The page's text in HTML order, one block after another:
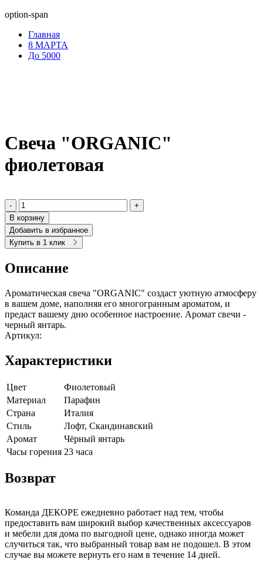
option-span
Главная
8 МАРТА
До 5000
Свеча "ORGANIC"
фиолетовая
-
+
В корзину
Добавить в избранное
Купить в 1 клик
Описание
Ароматическая свеча "ORGANIC" создаст уютную атмосферу
в вашем доме, наполняя его многогранным ароматом, и
предаст вашему дню особенное настроение. Аромат свечи -
черный янтарь.
Артикул:
Характеристики
Цвет
Фиолетовый
Материал
Парафин
Страна
Италия
Cтиль
Лофт, Скандинавский
Аромат
Чёрный янтарь
Часы горения 23 часа
Возврат
Команда ДЕКОРЕ ежедневно работает над тем, чтобы
предоставить вам широкий выбор качественных аксессуаров
и мебели для дома по выгодной цене, однако иногда может
случиться так, что выбранный товар вам не подошел. В этом
случае вы можете вернуть его нам в течение 14 дней.